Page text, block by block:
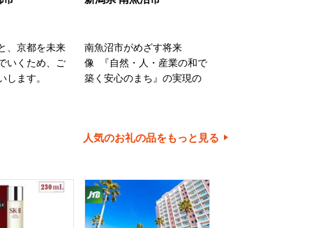
、京都を未来
いくため、ご
します。
南魚沼市がめざす将来
像 『自然・人・産業の和で
築く安心のまち』の実現の
す。
人気のお礼の品をもっと見る